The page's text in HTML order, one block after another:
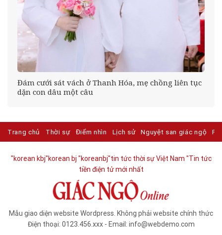
Đám cưới sát vách ở Thanh Hóa, mẹ chồng liên tục
dặn con dâu một câu
Trang chủ Thời sự Điểm nhìn Lịch sử Nguyệt san giác ngộ
"korean kbj​"korean bj "koreanbj​"tin tức thời sự Việt Nam "Tin tức
tiền điện tử mới nhất​
Mẫu giao diện website Wordpress. Không phải website chính thức
Điện thoại: 0123.456.xxx - Email: info@webdemo.com